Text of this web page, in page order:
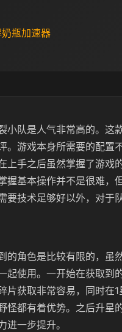
瓶加速器
小队是人气非常高的。这
。游戏本身所需要的配置
上手之后虽然掌握了游戏
握基本操作并不是很难，
要技术足够好以外，对于
的角色是比较有限的，虽
起使用。一开始在获取到
片获取非常容易，同时在
怪都有着优势。之后升星
进一步提升。